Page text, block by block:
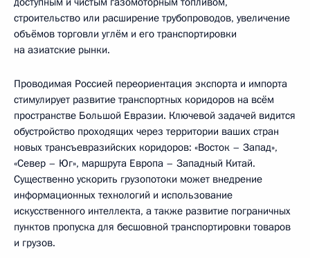
строительство или расширение трубопроводов, увеличение
объёмов торговли углём и его транспортировки
на азиатские рынки.
Проводимая Россией переориентация экспорта и импорта
стимулирует развитие транспортных коридоров на всём
пространстве Большой Евразии. Ключевой задачей видится
обустройство проходящих через территории ваших стран
новых трансъевразийских коридоров: «Восток – Запад»,
«Север – Юг», маршрута Европа – Западный Китай.
Существенно ускорить грузопотоки может внедрение
информационных технологий и использование
искусственного интеллекта, а также развитие пограничных
пунктов пропуска для бесшовной транспортировки товаров
и грузов.